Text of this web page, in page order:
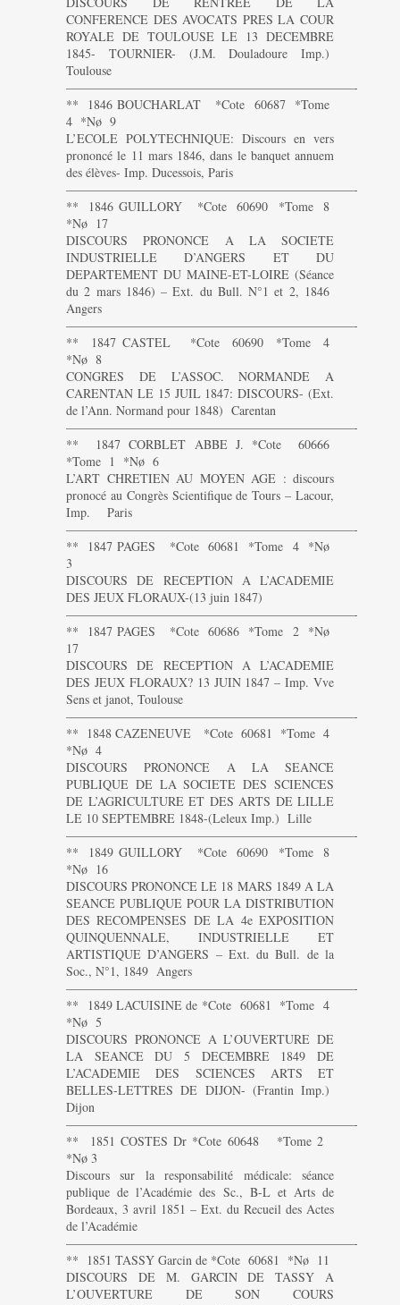
CONFERENCE DES AVOCATS PRES LA COUR
ROYALE DE TOULOUSE LE 13 DECEMBRE
1845- TOURNIER- (J.M. Douladoure Imp.)
Toulouse
———————————————————————-
** 1846 BOUCHARLAT *Cote 60687 *Tome
4 *Nø 9
L’ECOLE POLYTECHNIQUE: Discours en vers
prononcé le 11 mars 1846, dans le banquet annuem
des élèves- Imp. Ducessois, Paris
———————————————————————-
** 1846 GUILLORY *Cote 60690 *Tome 8
*Nø 17
DISCOURS PRONONCE A LA SOCIETE
INDUSTRIELLE D’ANGERS ET DU
DEPARTEMENT DU MAINE-ET-LOIRE (Séance
du 2 mars 1846) – Ext. du Bull. N°1 et 2, 1846
Angers
———————————————————————-
** 1847 CASTEL *Cote 60690 *Tome 4
*Nø 8
CONGRES DE L’ASSOC. NORMANDE A
CARENTAN LE 15 JUIL 1847: DISCOURS- (Ext.
de l’Ann. Normand pour 1848) Carentan
———————————————————————-
** 1847 CORBLET ABBE J. *Cote 60666
*Tome 1 *Nø 6
L’ART CHRETIEN AU MOYEN AGE : discours
pronocé au Congrès Scientifique de Tours – Lacour,
Imp. Paris
———————————————————————-
** 1847 PAGES *Cote 60681 *Tome 4 *Nø
3
DISCOURS DE RECEPTION A L’ACADEMIE
DES JEUX FLORAUX-(13 juin 1847)
———————————————————————-
** 1847 PAGES *Cote 60686 *Tome 2 *Nø
17
DISCOURS DE RECEPTION A L’ACADEMIE
DES JEUX FLORAUX? 13 JUIN 1847 – Imp. Vve
Sens et janot, Toulouse
———————————————————————-
** 1848 CAZENEUVE *Cote 60681 *Tome 4
*Nø 4
DISCOURS PRONONCE A LA SEANCE
PUBLIQUE DE LA SOCIETE DES SCIENCES
DE L’AGRICULTURE ET DES ARTS DE LILLE
LE 10 SEPTEMBRE 1848-(Leleux Imp.) Lille
———————————————————————-
** 1849 GUILLORY *Cote 60690 *Tome 8
*Nø 16
DISCOURS PRONONCE LE 18 MARS 1849 A LA
SEANCE PUBLIQUE POUR LA DISTRIBUTION
DES RECOMPENSES DE LA 4e EXPOSITION
QUINQUENNALE, INDUSTRIELLE ET
ARTISTIQUE D’ANGERS – Ext. du Bull. de la
Soc., N°1, 1849 Angers
———————————————————————-
** 1849 LACUISINE de *Cote 60681 *Tome 4
*Nø 5
DISCOURS PRONONCE A L’OUVERTURE DE
LA SEANCE DU 5 DECEMBRE 1849 DE
L’ACADEMIE DES SCIENCES ARTS ET
BELLES-LETTRES DE DIJON- (Frantin Imp.)
Dijon
———————————————————————-
** 1851 COSTES Dr *Cote 60648 *Tome 2
*Nø 3
Discours sur la responsabilité médicale: séance
publique de l’Académie des Sc., B-L et Arts de
Bordeaux, 3 avril 1851 – Ext. du Recueil des Actes
de l’Académie
———————————————————————-
** 1851 TASSY Garcin de *Cote 60681 *Nø 11
DISCOURS DE M. GARCIN DE TASSY A
L’OUVERTURE DE SON COURS